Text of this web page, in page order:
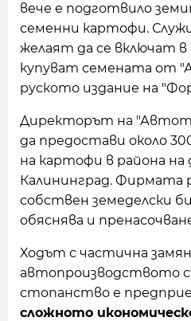
вече е подготвило
семенни картофи.
желаят да се включат
купуват семената от
руското издание на
Директорът на
да предостави около
на картофи в района на
Калининград. Фирмата
собствен земеделски
обяснява и
Ходът с частична
автопроизводството
стопанство е
сложното